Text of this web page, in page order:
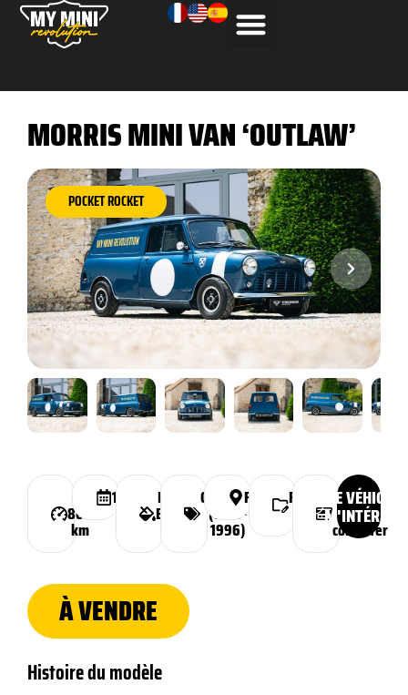
MORRIS MINI VAN ‘OUTLAW’
POCKET ROCKET
CE VÉHICULE
800
km
1975 Ecurie
Ecosse
Classique
(1959-
1996)
FranceFinancement
possible
Prix :
nous
consulter
À VENDRE
Histoire du modèle